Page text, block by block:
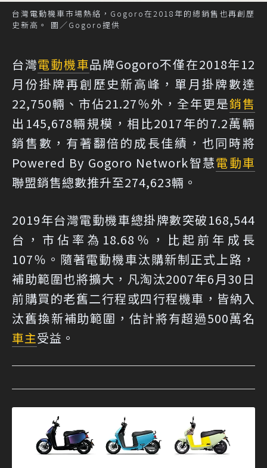
台灣電動機車市場熱絡，Gogoro在2018年的總銷售也再創歷
史新高。 圖／Gogoro提供
台灣電動機車品牌Gogoro不僅在2018年12
月份掛牌再創歷史新高峰，單月掛牌數達
22,750輛、市佔21.27％外，全年更是銷售
出145,678輛規模，相比2017年的7.2萬輛
銷售數，有著翻倍的成長佳績，也同時將
Powered By Gogoro Network智慧電動車
聯盟銷售總數推升至274,623輛。
2019年台灣電動機車總掛牌數突破168,544
台，市佔率為18.68％，比起前年成長
107％。隨著電動機車汰購新制正式上路，
補助範圍也將擴大，凡淘汰2007年6月30日
前購買的老舊二行程或四行程機車，皆納入
汰舊換新補助範圍，估計將有超過500萬名
車主受益。